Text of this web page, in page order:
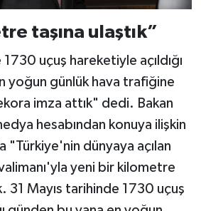
taşına ulaştık”
uçuş hareketiyle açıldığı
yoğun günlük hava trafiğine
imza attık" dedi. Bakan
hesabından konuya ilişkin
"Türkiye'nin dünyaya açılan
yeni bir kilometre
31 Mayıs tarihinde 1730 uçuş